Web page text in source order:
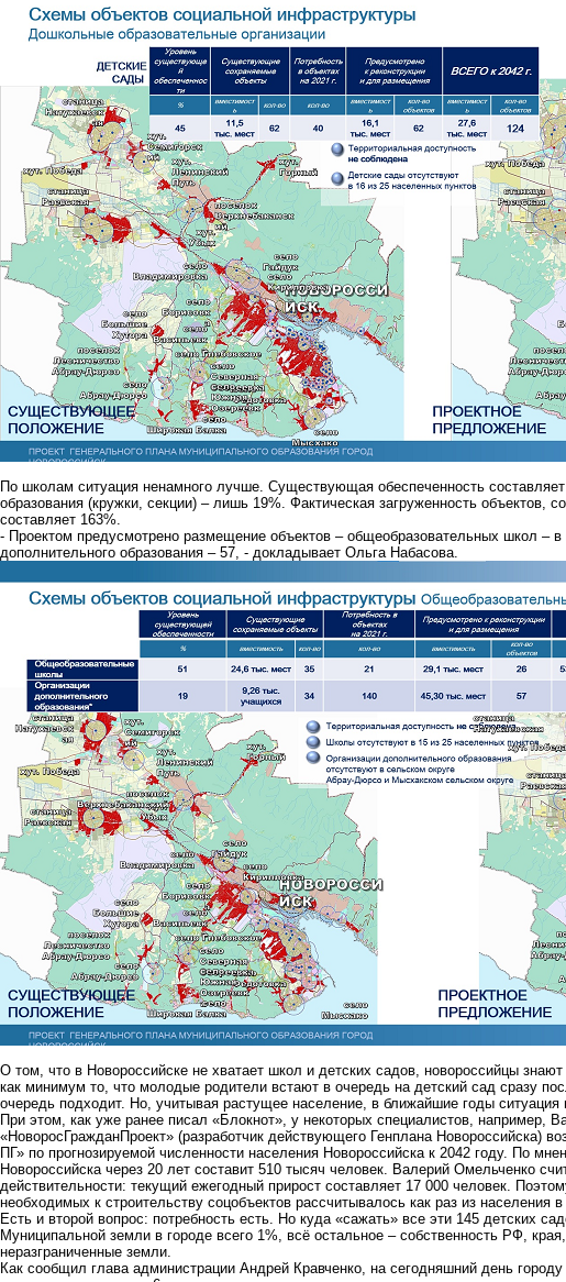
По школам ситуация ненамного лучше. Существующая обеспеченность
образования (кружки, секции) – лишь 19%. Фактическая загруженность
составляет 163%.
- Проектом предусмотрено размещение объектов – общеобразовательных школ – в
дополнительного образования – 57, - докладывает Ольга Набасова.
О том, что в Новороссийске не хватает школ и детских садов, новороссийцы
как минимум то, что молодые родители встают в очередь на детский сад сразу
очередь подходит. Но, учитывая растущее население, в ближайшие годы
При этом, как уже ранее писал «Блокнот», у некоторых специалистов, например,
«НоворосГражданПроект» (разработчик действующего Генплана Новороссийска)
ПГ» по прогнозируемой численности населения Новороссийска к 2042 году. По
Новороссийска через 20 лет составит 510 тысяч человек. Валерий Омельченко
действительности: текущий ежегодный прирост составляет 17 000 человек.
необходимых к строительству соцобъектов рассчитывалось как раз из населения
Есть и второй вопрос: потребность есть. Но куда «сажать» все эти 145 детских
Муниципальной земли в городе всего 1%, всё остальное – собственность РФ,
неразграниченные земли.
Как сообщил глава администрации Андрей Кравченко, на сегодняшний день